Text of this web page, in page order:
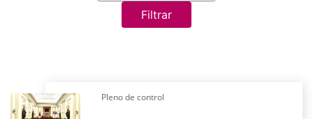
Filtrar
Pleno de control